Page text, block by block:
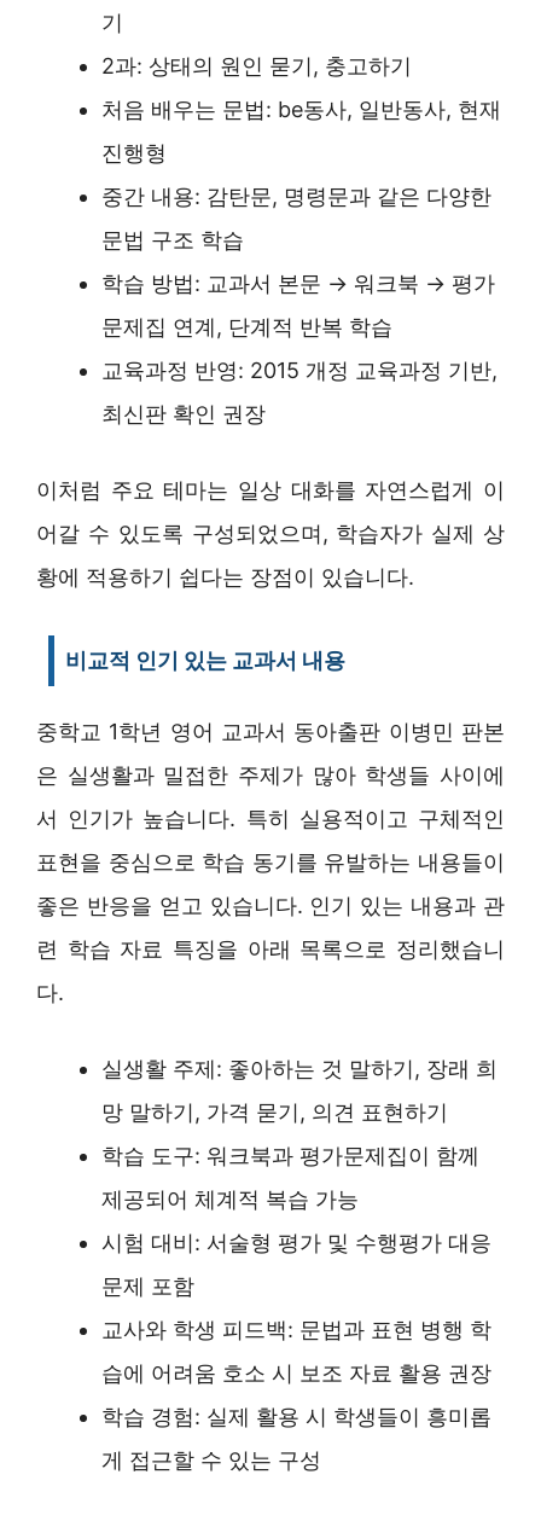
기
2과: 상태의 원인 묻기, 충고하기
처음 배우는 문법: be동사, 일반동사, 현재
진행형
중간 내용: 감탄문, 명령문과 같은 다양한
문법 구조 학습
학습 방법: 교과서 본문 → 워크북 → 평가
문제집 연계, 단계적 반복 학습
교육과정 반영: 2015 개정 교육과정 기반,
최신판 확인 권장
이처럼 주요 테마는 일상 대화를 자연스럽게 이
어갈 수 있도록 구성되었으며, 학습자가 실제 상
황에 적용하기 쉽다는 장점이 있습니다.
비교적 인기 있는 교과서 내용
중학교 1학년 영어 교과서 동아출판 이병민 판본
은 실생활과 밀접한 주제가 많아 학생들 사이에
서 인기가 높습니다. 특히 실용적이고 구체적인
표현을 중심으로 학습 동기를 유발하는 내용들이
좋은 반응을 얻고 있습니다. 인기 있는 내용과 관
련 학습 자료 특징을 아래 목록으로 정리했습니
다.
실생활 주제: 좋아하는 것 말하기, 장래 희
망 말하기, 가격 묻기, 의견 표현하기
학습 도구: 워크북과 평가문제집이 함께
제공되어 체계적 복습 가능
시험 대비: 서술형 평가 및 수행평가 대응
문제 포함
교사와 학생 피드백: 문법과 표현 병행 학
습에 어려움 호소 시 보조 자료 활용 권장
학습 경험: 실제 활용 시 학생들이 흥미롭
게 접근할 수 있는 구성